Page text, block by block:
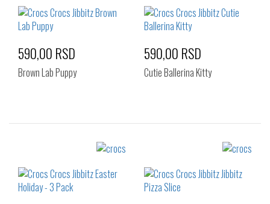
Izaberi željeni broj:
590,00 RSD
Brown Lab Puppy
Izaberi željeni broj:
590,00 RSD
Cutie Ballerina Kitty